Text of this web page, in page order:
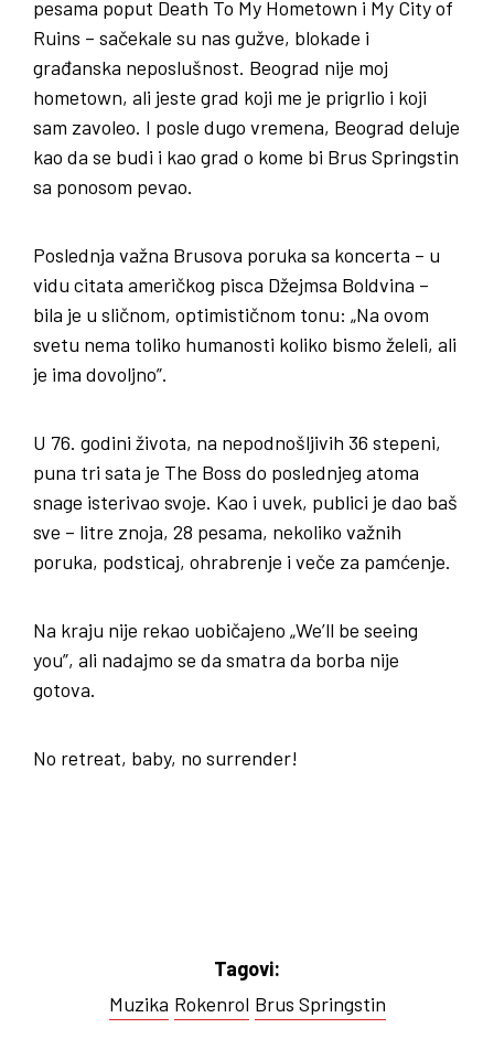
pesama poput Death To My Hometown i My City of
Ruins – sačekale su nas gužve, blokade i
građanska neposlušnost. Beograd nije moj
hometown, ali jeste grad koji me je prigrlio i koji
sam zavoleo. I posle dugo vremena, Beograd deluje
kao da se budi i kao grad o kome bi Brus Springstin
sa ponosom pevao.
Poslednja važna Brusova poruka sa koncerta – u
vidu citata američkog pisca Džejmsa Boldvina –
bila je u sličnom, optimističnom tonu: „Na ovom
svetu nema toliko humanosti koliko bismo želeli, ali
je ima dovoljno”.
U 76. godini života, na nepodnošljivih 36 stepeni,
puna tri sata je The Boss do poslednjeg atoma
snage isterivao svoje. Kao i uvek, publici je dao baš
sve – litre znoja, 28 pesama, nekoliko važnih
poruka, podsticaj, ohrabrenje i veče za pamćenje.
Na kraju nije rekao uobičajeno „We’ll be seeing
you”, ali nadajmo se da smatra da borba nije
gotova.
No retreat, baby, no surrender!
Tagovi:
Muzika Rokenrol Brus Springstin